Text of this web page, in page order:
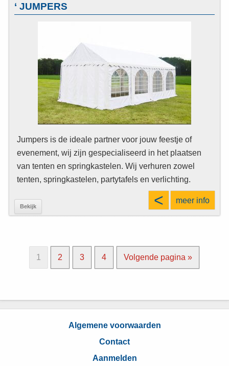
‘ JUMPERS
Jumpers is de ideale partner voor jouw feestje of
evenement, wij zijn gespecialiseerd in het plaatsen
van tenten en springkastelen. Wij verhuren zowel
tenten, springkastelen, partytafels en verlichting.
Bekijk < meer info
P
a
n
1
P
a
n
2
P
a
n
a
3
P
a
n
a
4 Volgende pagina »
Algemene voorwaarden
Contact
Aanmelden